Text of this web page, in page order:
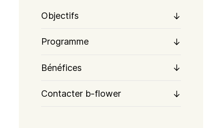
Objectifs
Programme
Bénéfices
Contacter b-flower